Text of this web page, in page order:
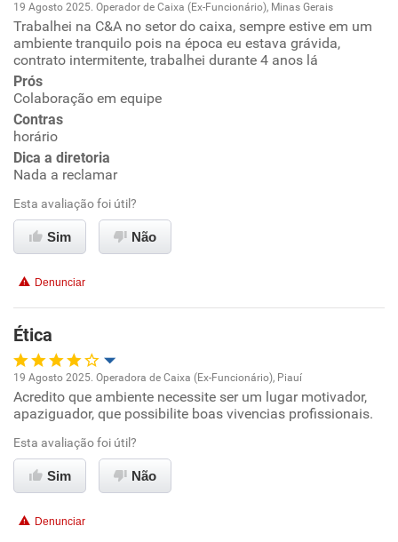
Recomenda a diretoria
Oportunidade de promoção
Ambiente de trabalho
Conciliação com a vida familiar
Benefícios
Recomenda esta empresa
Recomenda a diretoria
19 Agosto 2025. Operador de Caixa (Ex-Funcionário), Minas Gerais
Trabalhei na C&A no setor do caixa, sempre estive em um
ambiente tranquilo pois na época eu estava grávida,
contrato intermitente, trabalhei durante 4 anos lá
Prós
Colaboração em equipe
Contras
horário
Dica a diretoria
Nada a reclamar
Esta avaliação foi útil?
Sim Não
Denunciar
Ética
Oportunidade de promoção
Ambiente de trabalho
Conciliação com a vida familiar
19 Agosto 2025. Operadora de Caixa (Ex-Funcionário), Piauí
Acredito que ambiente necessite ser um lugar motivador,
apaziguador, que possibilite boas vivencias profissionais.
Esta avaliação foi útil?
Sim Não
Denunciar